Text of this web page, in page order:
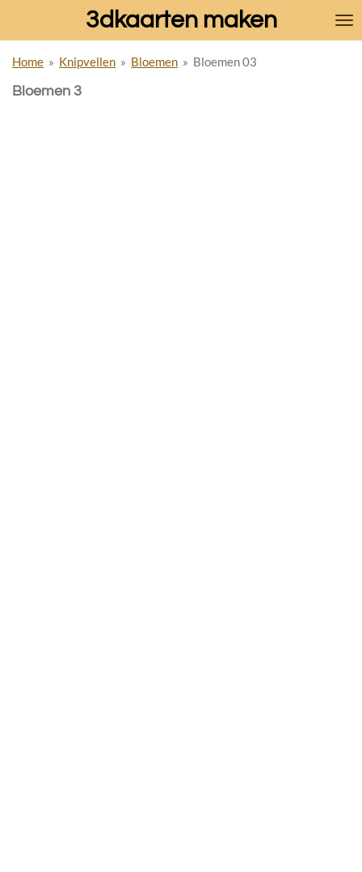
de
hoofdinhoud
3dkaarten maken
Home » Knipvellen » Bloemen » Bloemen 03
Bloemen 3